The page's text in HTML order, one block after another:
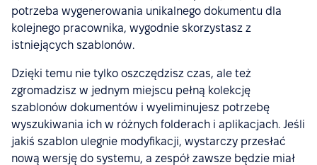
potrzeba wygenerowania unikalnego dokumentu dla
kolejnego pracownika, wygodnie skorzystasz z
istniejących szablonów.
Dzięki temu nie tylko oszczędzisz czas, ale też
zgromadzisz w jednym miejscu pełną kolekcję
szablonów dokumentów i wyeliminujesz potrzebę
wyszukiwania ich w różnych folderach i aplikacjach. Jeśli
jakiś szablon ulegnie modyfikacji, wystarczy przesłać
nową wersję do systemu, a zespół zawsze będzie miał